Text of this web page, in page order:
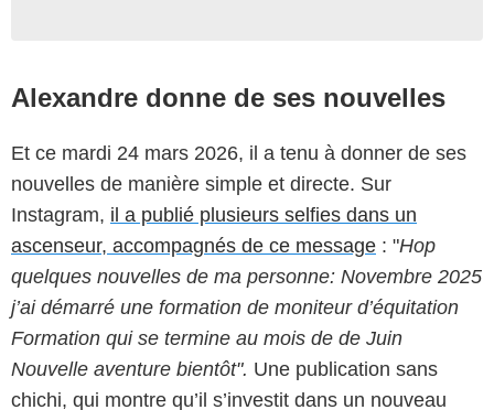
Alexandre donne de ses nouvelles
Et ce mardi 24 mars 2026, il a tenu à donner de ses
nouvelles de manière simple et directe. Sur
Instagram, il a publié plusieurs selfies dans un
ascenseur, accompagnés de ce message : "Hop
quelques nouvelles de ma personne: Novembre 2025
j’ai démarré une formation de moniteur d’équitation
Formation qui se termine au mois de de Juin
Nouvelle aventure bientôt". Une publication sans
chichi, qui montre qu’il s’investit dans un nouveau